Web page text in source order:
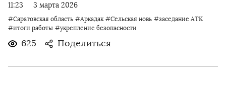
11:23 3 марта 2026
#Саратовская область #Аркадак #Сельская новь #заседание АТК
#итоги работы #укрепление безопасности
625 Поделиться